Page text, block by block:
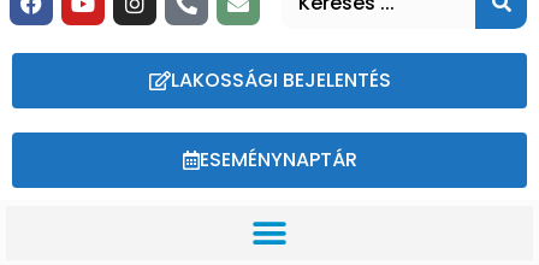
LAKOSSÁGI BEJELENTÉS
ESEMÉNYNAPTÁR